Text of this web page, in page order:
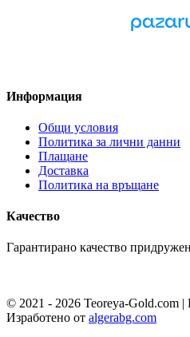
Информация
Общи условия
Политика за лични данни
Плащане
Доставка
Политика на връщане
Качество
Гарантирано качество
© 2021 - 2026 Teoreya-Gold.com |
Изработено от algerabg.com